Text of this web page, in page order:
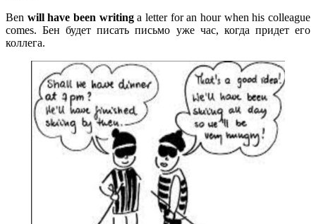
Ben will have been writinga letter for an hour when his colleague
comes. Бен будет писать письмо уже час, когда придет его
коллега.